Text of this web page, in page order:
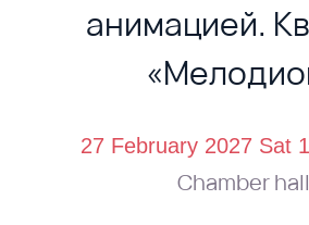
анимацией.
Chamber hall